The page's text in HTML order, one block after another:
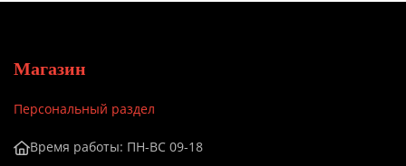
Магазин
Персональный раздел
Время работы: ПН-ВС 09-18